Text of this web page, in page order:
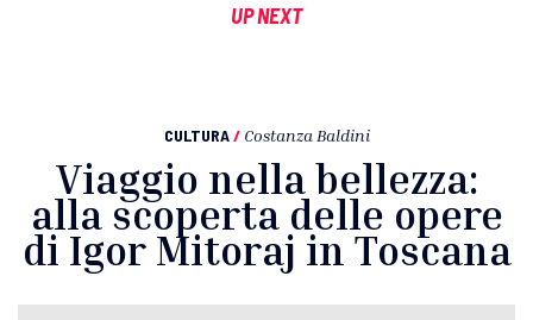
UP NEXT
CULTURA / Costanza Baldini
Viaggio nella bellezza:
alla scoperta delle opere
di Igor Mitoraj in Toscana